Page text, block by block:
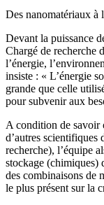
Des nanomatériaux à
Devant la puissance
Chargé de recherche
l’énergie,
insiste : « L’énergie
grande que celle
pour subvenir aux
A condition de savoir
d’autres scientifiques
recherche), l’équipe
stockage (chimiques)
des combinaisons de
le plus présent sur la